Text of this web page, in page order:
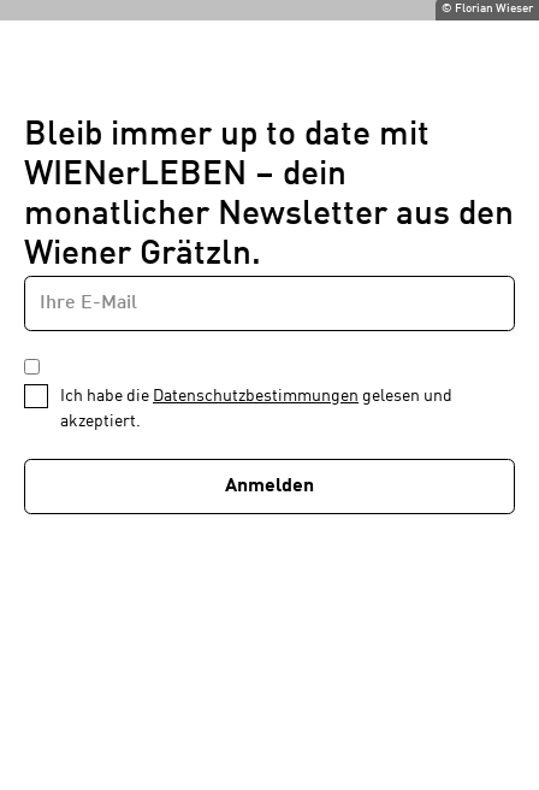
© Florian Wieser
Bleib immer up to date mit
WIENerLEBEN – dein
monatlicher Newsletter aus den
Wiener Grätzln.
Newsletter
1
von
E-
MAIL-
ADRESSE
DATENSCHUTZBESTIMMUNGEN
*
Ich habe die Datenschutzbestimmungen gelesen und
akzeptiert.
Anmelden